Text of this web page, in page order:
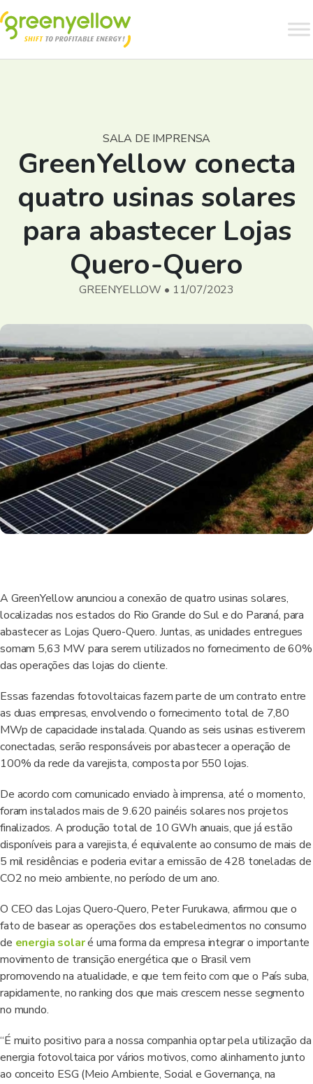
SALA DE IMPRENSA
GreenYellow conecta
quatro usinas solares
para abastecer Lojas
Quero-Quero
GREENYELLOW • 11/07/2023
A GreenYellow anunciou a conexão de quatro usinas solares,
localizadas nos estados do Rio Grande do Sul e do Paraná, para
abastecer as Lojas Quero-Quero. Juntas, as unidades entregues
somam 5,63 MW para serem utilizados no fornecimento de 60%
das operações das lojas do cliente.
Essas fazendas fotovoltaicas fazem parte de um contrato entre
as duas empresas, envolvendo o fornecimento total de 7,80
MWp de capacidade instalada. Quando as seis usinas estiverem
conectadas, serão responsáveis por abastecer a operação de
100% da rede da varejista, composta por 550 lojas.
De acordo com comunicado enviado à imprensa, até o momento,
foram instalados mais de 9.620 painéis solares nos projetos
finalizados. A produção total de 10 GWh anuais, que já estão
disponíveis para a varejista, é equivalente ao consumo de mais de
5 mil residências e poderia evitar a emissão de 428 toneladas de
CO2 no meio ambiente, no período de um ano.
O CEO das Lojas Quero-Quero, Peter Furukawa, afirmou que o
fato de basear as operações dos estabelecimentos no consumo
de energia solaré uma forma da empresa integrar o importante
movimento de transição energética que o Brasil vem
promovendo na atualidade, e que tem feito com que o País suba,
rapidamente, no ranking dos que mais crescem nesse segmento
no mundo.
“É muito positivo para a nossa companhia optar pela utilização da
energia fotovoltaica por vários motivos, como alinhamento junto
ao conceito ESG (Meio Ambiente, Social e Governança, na